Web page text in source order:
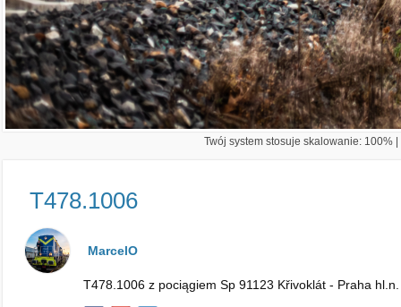
Twój system stosuje skalowanie: 100%
T478.1006
MarcelO
T478.1006 z pociągiem Sp 91123 Křivoklát - Praha